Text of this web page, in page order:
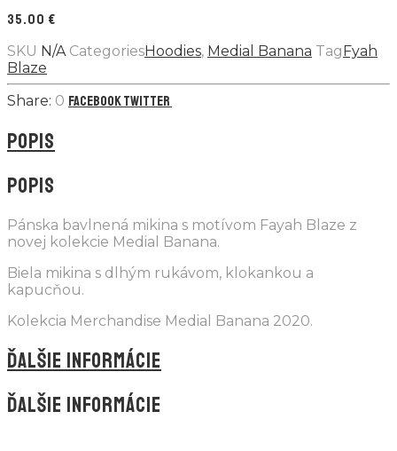
Blaze
35.00 €
SKU N/A CategoriesHoodies, Medial Banana Tag Fyah
Blaze
0 FacebookTwitter
POPIS
POPIS
Pánska bavlnená mikina s motívom Fayah Blaze z
novej kolekcie Medial Banana.
Biela mikina s dlhým rukávom, klokankou a
kapucňou.
Kolekcia Merchandise Medial Banana 2020.
ĎALŠIE INFORMÁCIE
ĎALŠIE INFORMÁCIE